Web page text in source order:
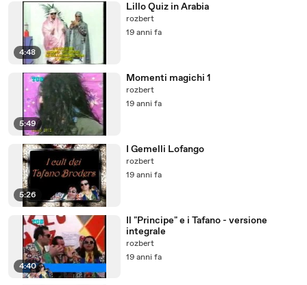
4:48
Lillo Quiz in Arabia
rozbert
19 anni fa
5:49
Momenti magichi 1
rozbert
19 anni fa
5:26
I Gemelli Lofango
rozbert
19 anni fa
4:40
Il "Principe" e i Tafano - versione
integrale
rozbert
19 anni fa